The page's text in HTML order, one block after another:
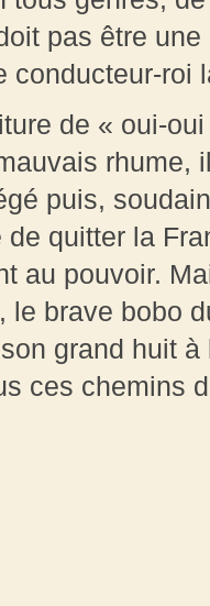
pas être
conducteur-roi
de « oui-
puis,
quitter la
au pouvoir.
le brave bobo
grand huit
ces chemins